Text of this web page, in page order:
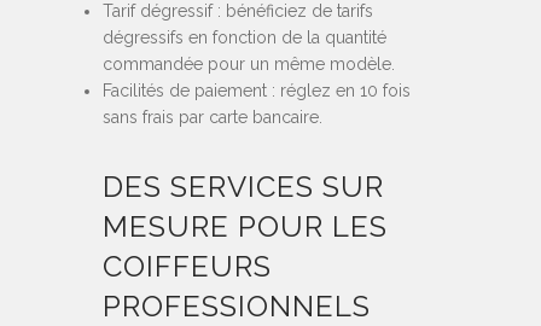
Tarif dégressif : bénéficiez de tarifs
dégressifs en fonction de la quantité
commandée pour un même modèle.
Facilités de paiement : réglez en 10 fois
sans frais par carte bancaire.
DES SERVICES SUR
MESURE POUR LES
COIFFEURS
PROFESSIONNELS